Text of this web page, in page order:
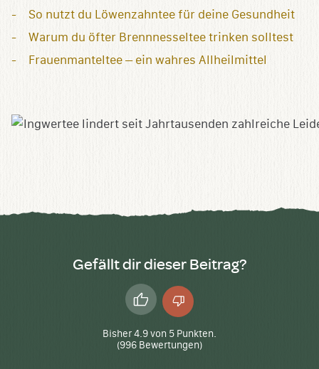
So nutzt du Löwenzahntee für deine Gesundheit
Warum du öfter Brennnesseltee trinken solltest
Frauenmanteltee – ein wahres Allheilmittel
Gefällt dir dieser Beitrag?
Daumen
hoch
Daumen
runter
Bisher4.9von 5 Punkten.
(996 Bewertungen)